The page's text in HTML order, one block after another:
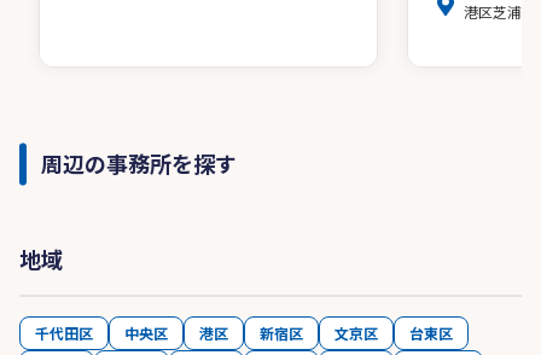
港区芝浦３
周辺の事務所を探す
地域
千代田区 中央区 港区 新宿区 文京区
台東区